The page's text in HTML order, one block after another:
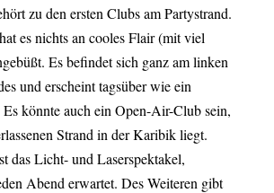
zu den ersten Clubs am Partystrand.
es nichts an cooles Flair (mit viel
Es befindet sich ganz am linken
und erscheint tagsüber wie ein
Es könnte auch ein Open-Air-Club sein,
Strand in der Karibik liegt.
das Licht- und Laserspektakel,
Abend erwartet. Des Weiteren gibt